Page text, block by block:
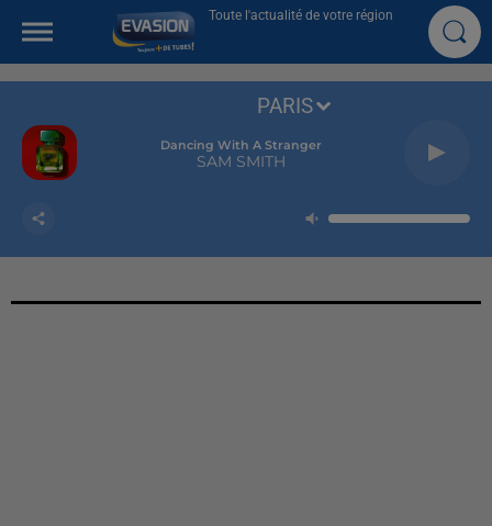
Toute l'actualité de votre région
Dancing With A Stranger
SAM SMITH
PARIS